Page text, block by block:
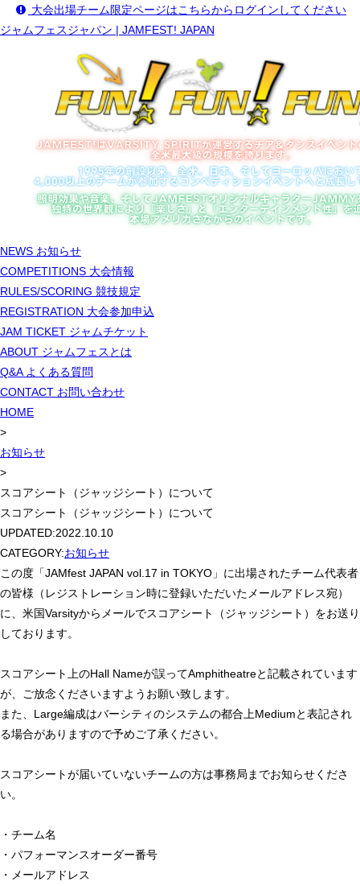
大会出場チーム限定ページはこちらからログインしてください
ジャムフェスジャパン | JAMFEST! JAPAN
NEWS お知らせ
COMPETITIONS 大会情報
RULES/SCORING 競技規定
REGISTRATION 大会参加申込
JAM TICKET ジャムチケット
ABOUT ジャムフェスとは
Q&A よくある質問
CONTACT お問い合わせ
HOME
>
お知らせ
>
スコアシート（ジャッジシート）について
スコアシート（ジャッジシート）について
UPDATED:2022.10.10
CATEGORY:お知らせ
この度「JAMfest JAPAN vol.17 in TOKYO」に出場されたチーム代表者
の皆様（レジストレーション時に登録いただいたメールアドレス宛）
に、米国Varsityからメールでスコアシート（ジャッジシート）をお送り
しております。
スコアシート上のHall Nameが誤ってAmphitheatreと記載されています
が、ご放念くださいますようお願い致します。
また、Large編成はバーシティのシステムの都合上Mediumと表記され
る場合がありますので予めご了承ください。
スコアシートが届いていないチームの方は事務局までお知らせくださ
い。
・チーム名
・パフォーマンスオーダー番号
・メールアドレス